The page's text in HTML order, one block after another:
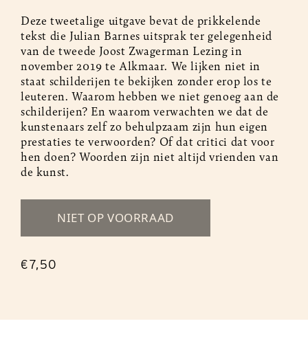
Deze tweetalige uitgave bevat de prikkelende
tekst die Julian Barnes uitsprak ter gelegenheid
van de tweede Joost Zwagerman Lezing in
november 2019 te Alkmaar. We lijken niet in
staat schilderijen te bekijken zonder erop los te
leuteren. Waarom hebben we niet genoeg aan de
schilderijen? En waarom verwachten we dat de
kunstenaars zelf zo behulpzaam zijn hun eigen
prestaties te verwoorden? Of dat critici dat voor
hen doen? Woorden zijn niet altijd vrienden van
de kunst.
NIET OP VOORRAAD
€7,50